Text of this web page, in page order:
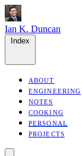
Ian K. Duncan
ABOUT
ENGINEERING
NOTES
COOKING
PERSONAL
PROJECTS